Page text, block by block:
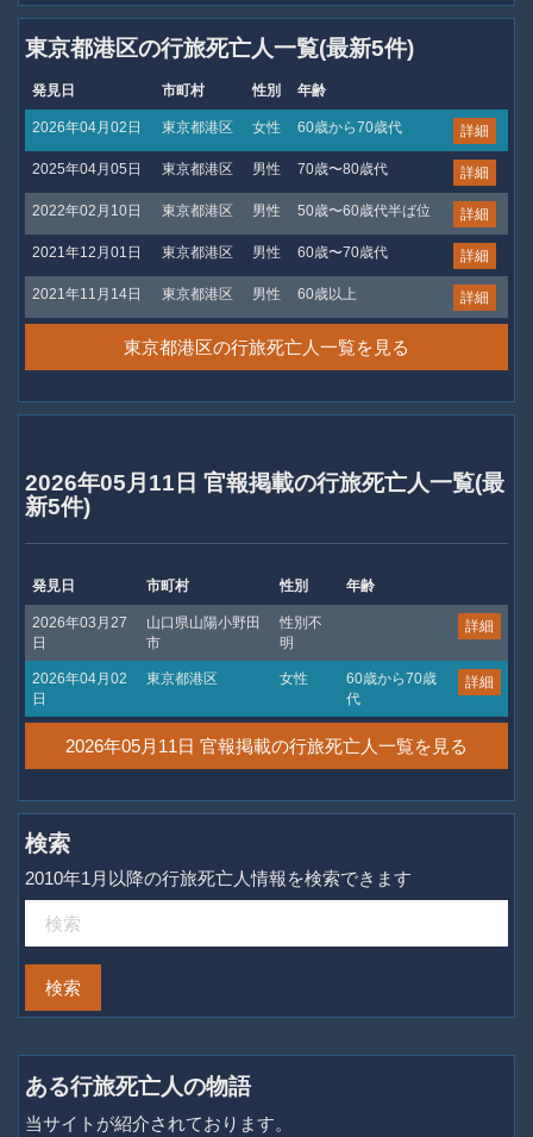
東京都港区の行旅死亡人一覧(最新5件)
発見日 市町村 性別 年齢
2026年04月02日 東京都港区 女性 60歳から70歳代 詳細
2025年04月05日 東京都港区 男性 70歳〜80歳代 詳細
2022年02月10日 東京都港区 男性 50歳〜60歳代半ば位 詳細
2021年12月01日 東京都港区 男性 60歳〜70歳代 詳細
2021年11月14日 東京都港区 男性 60歳以上 詳細
東京都港区の行旅死亡人一覧を見る
2026年05月11日 官報掲載の行旅死亡人一覧(最
新5件)
発見日 市町村 性別 年齢
2026年03月27
日
山口県山陽小野田
市
性別不
明
詳細
2026年04月02
日
東京都港区 女性
60歳から70歳
代
詳細
2026年05月11日 官報掲載の行旅死亡人一覧を見る
検索
2010年1月以降の行旅死亡人情報を検索できます
ある行旅死亡人の物語
当サイトが紹介されております。